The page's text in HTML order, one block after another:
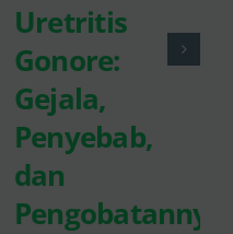
Uretritis
Gonore:
Gejala,
Penyebab,
dan
Pengobatannya